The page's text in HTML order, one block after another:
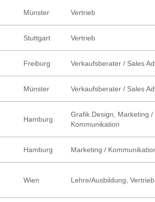
Münster Vertrieb
Stuttgart Vertrieb
Freiburg Verkaufsberater / Sales
Münster Verkaufsberater / Sales
Hamburg
Grafik Design, Marketing /
Kommunikation
Hamburg Marketing /
Wien Lehre/Ausbildung, Vertrieb